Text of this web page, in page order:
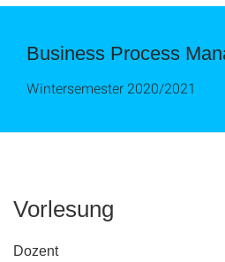
Business Process
Wintersemester 2020/2021
Vorlesung
Dozent